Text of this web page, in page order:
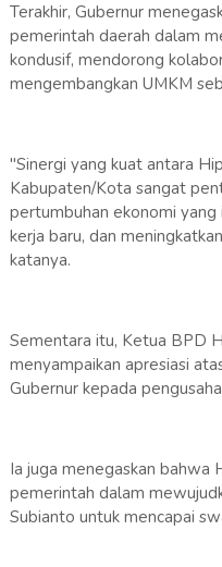
Terakhir, Gubernur
pemerintah daerah dalam
kondusif, mendorong
mengembangkan UMKM
"Sinergi yang kuat antara
Kabupaten/Kota sangat
pertumbuhan ekonomi yang
kerja baru, dan
katanya.
Sementara itu, Ketua BPD
menyampaikan apresiasi
Gubernur kepada
Ia juga menegaskan bahwa
pemerintah dalam
Subianto untuk mencapai